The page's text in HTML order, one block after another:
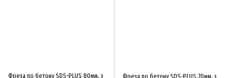
Фреза по бетону SDS-PLUS 80мм, з
Фреза по бетону SDS-PLUS 70мм, з